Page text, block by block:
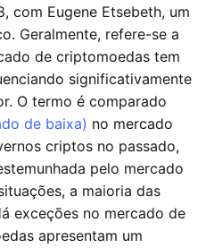
com Eugene Etsebeth, um
Geralmente, refere-se a
de criptomoedas tem
significativamente
O termo é comparado
de baixa) no mercado
criptos no passado,
pelo mercado
a maioria das
exceções no mercado de
apresentam um